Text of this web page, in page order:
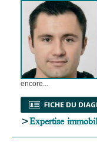
encore...
>Expertise